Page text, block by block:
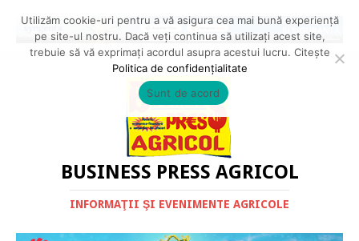
BUSINESS PRESS AGRICOL
INFORMAŢII ŞI EVENIMENTE AGRICOLE
Utilizăm cookie-uri pentru a vă asigura cea mai bună experiență
pe site-ul nostru. Dacă veți continua să utilizați acest site,
trebuie să vă exprimați acordul asupra acestui lucru. Citește
Politica de confidențialitate
Sunt de acord